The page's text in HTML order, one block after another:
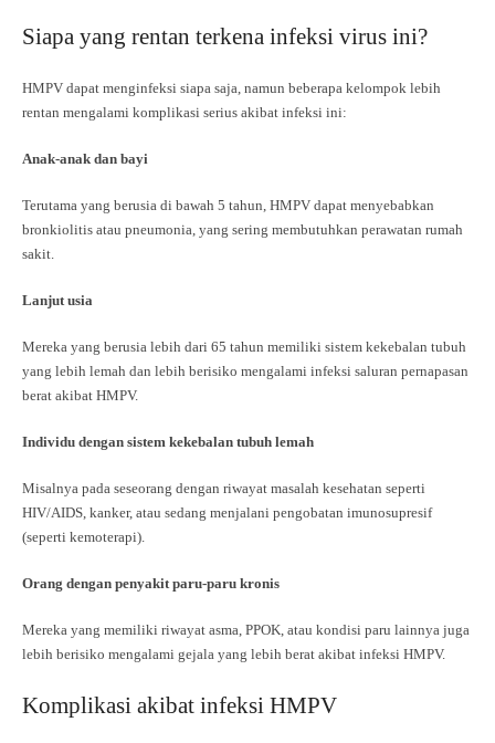
Siapa yang rentan terkena infeksi virus ini?
HMPV dapat menginfeksi siapa saja, namun beberapa kelompok lebih
rentan mengalami komplikasi serius akibat infeksi ini:
Anak-anak dan bayi
Terutama yang berusia di bawah 5 tahun, HMPV dapat menyebabkan
bronkiolitis atau pneumonia, yang sering membutuhkan perawatan rumah
sakit.
Lanjut usia
Mereka yang berusia lebih dari 65 tahun memiliki sistem kekebalan tubuh
yang lebih lemah dan lebih berisiko mengalami infeksi saluran pernapasan
berat akibat HMPV.
Individu dengan sistem kekebalan tubuh lemah
Misalnya pada seseorang dengan riwayat masalah kesehatan seperti
HIV/AIDS, kanker, atau sedang menjalani pengobatan imunosupresif
(seperti kemoterapi).
Orang dengan penyakit paru-paru kronis
Mereka yang memiliki riwayat asma, PPOK, atau kondisi paru lainnya juga
lebih berisiko mengalami gejala yang lebih berat akibat infeksi HMPV.
Komplikasi akibat infeksi HMPV